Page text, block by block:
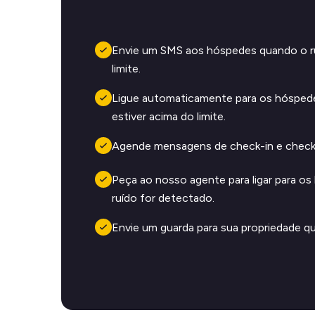
Envie um SMS aos hóspedes quando o
limite.
Ligue automaticamente para os
estiver acima do limite.
Agende mensagens de check-in e
Peça ao nosso agente para ligar para
ruído for detectado.
Envie um guarda para sua propriedade